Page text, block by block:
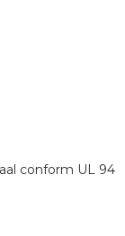
conform UL 94